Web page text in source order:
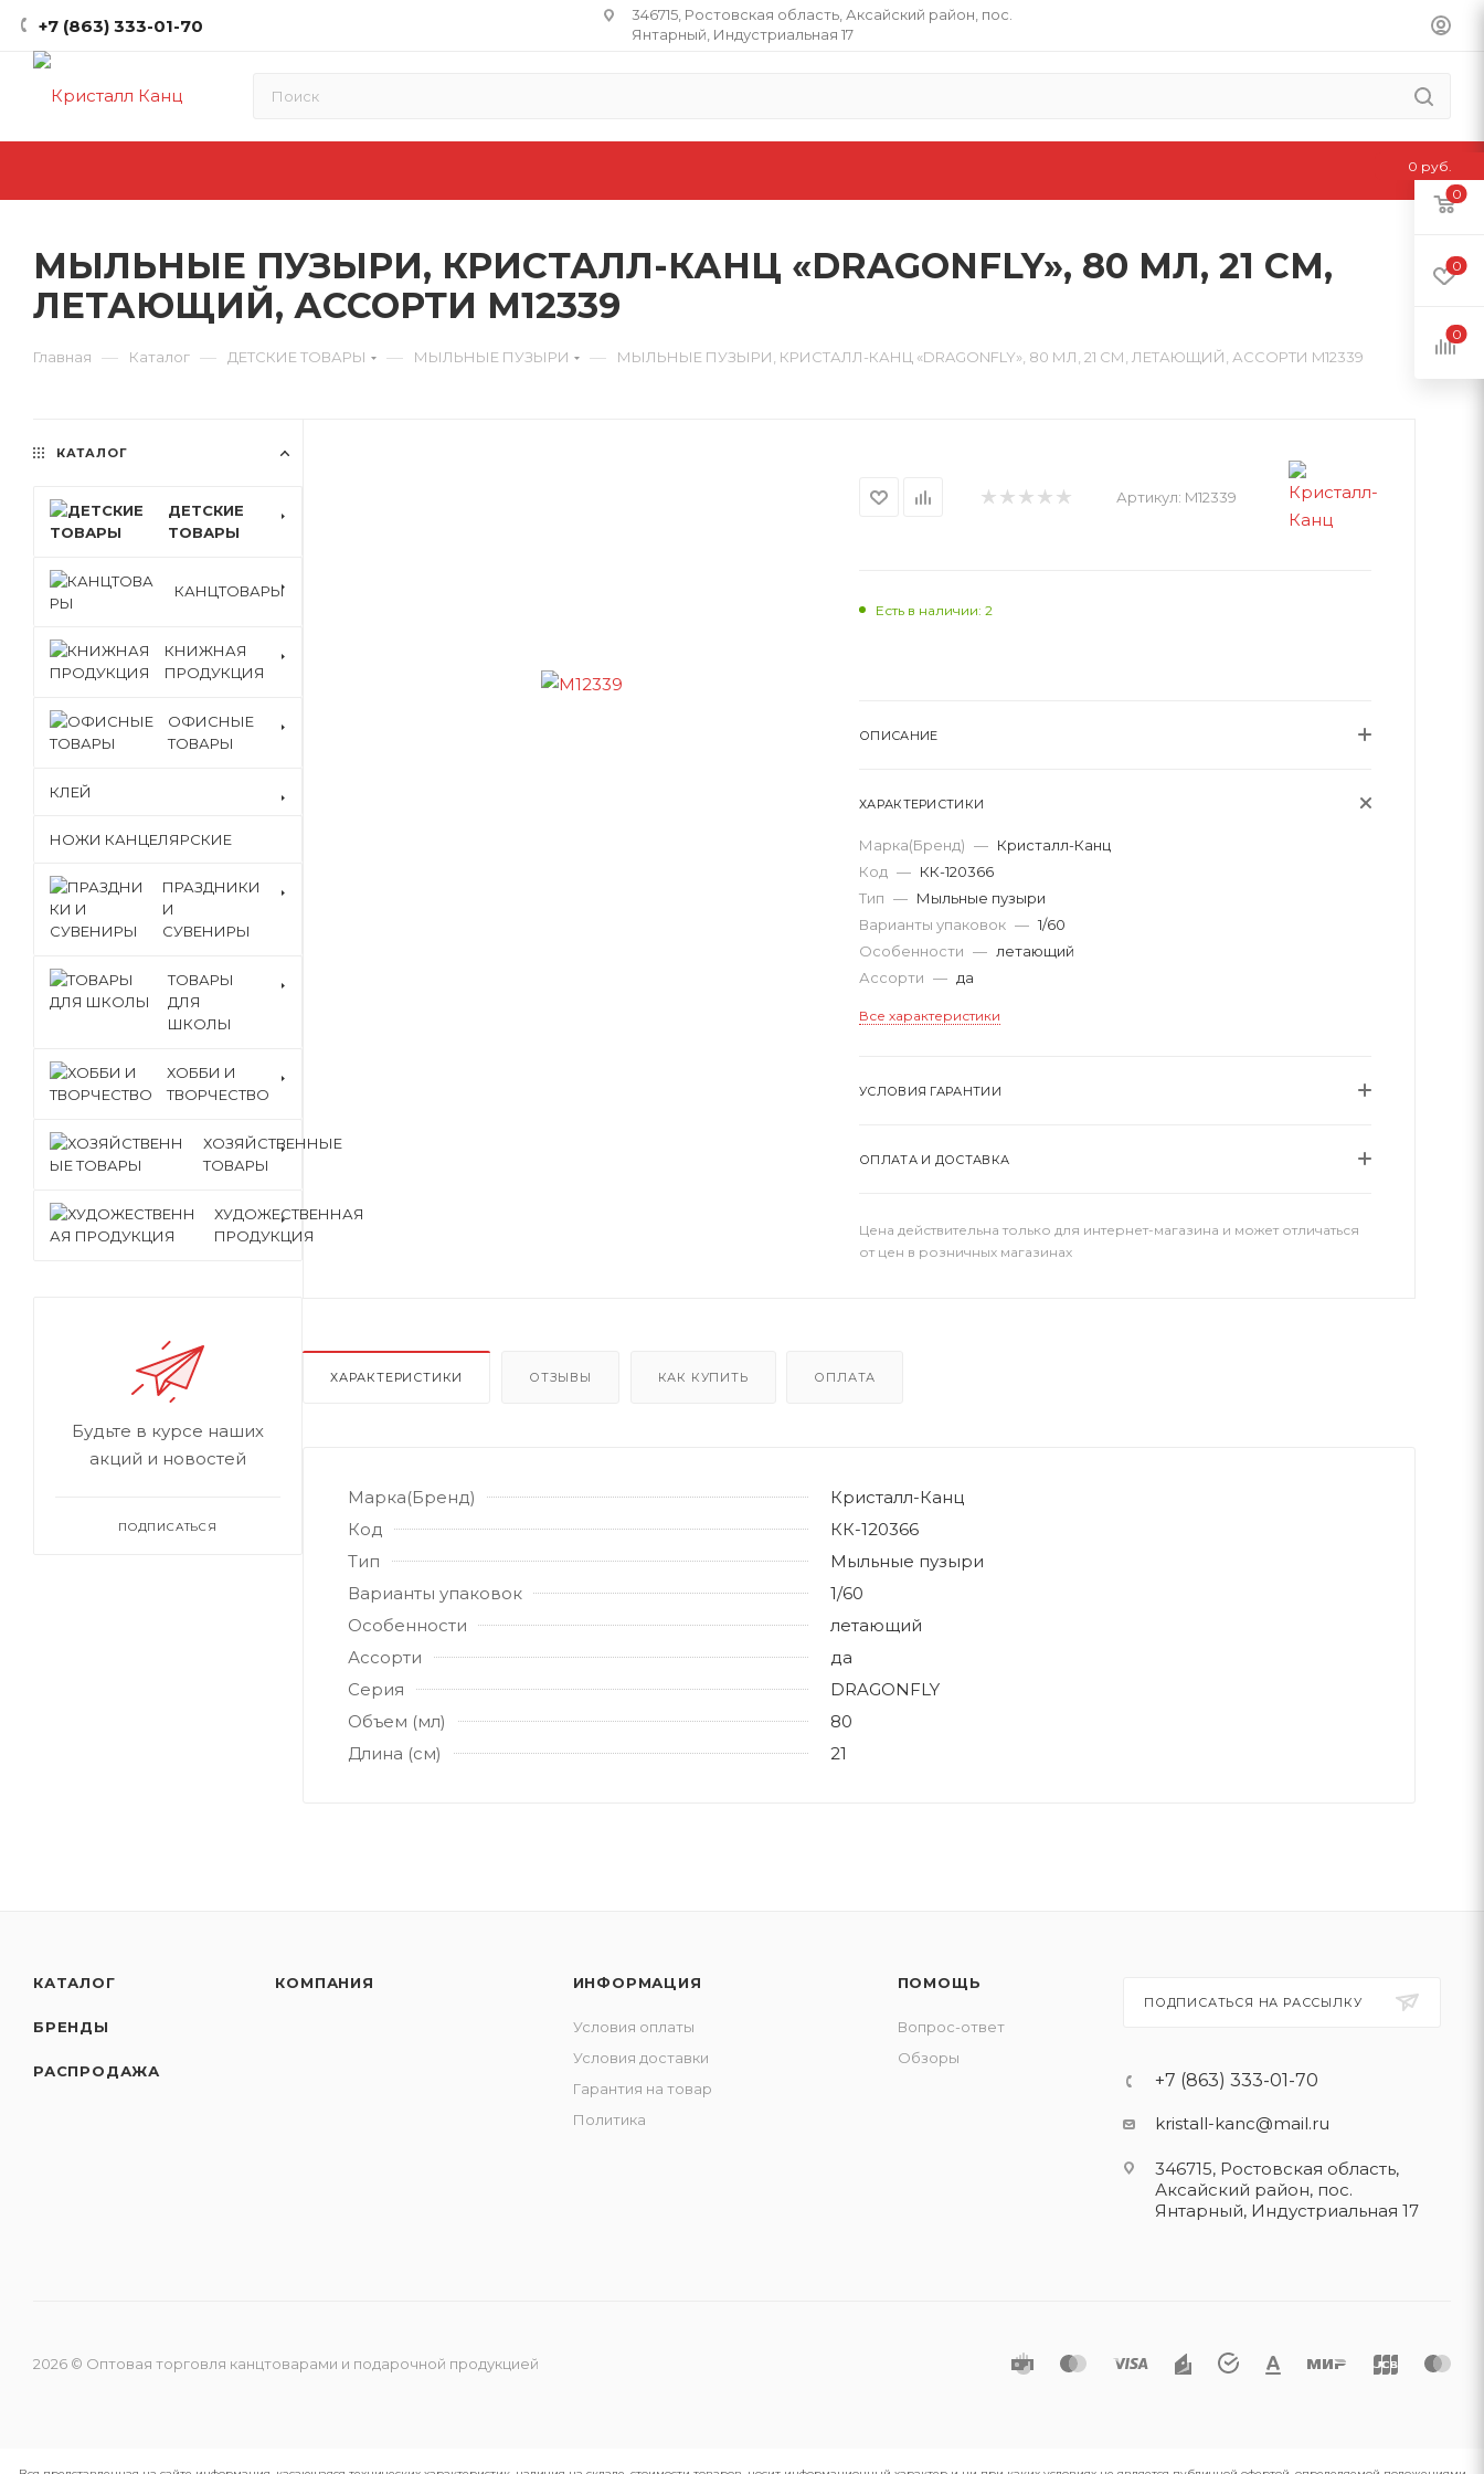
+7 (863) 333-01-70
346715, Ростовская область​, Аксайский район, пос.
Янтарный, Индустриальная 17
МЫЛЬНЫЕ ПУЗЫРИ, КРИСТАЛЛ-КАНЦ «DRAGONFLY», 80 МЛ, 21 СМ,
ЛЕТАЮЩИЙ, АССОРТИ M12339
Главная — Каталог — ДЕТСКИЕ ТОВАРЫ — МЫЛЬНЫЕ ПУЗЫРИ — МЫЛЬНЫЕ ПУЗЫРИ, КРИСТАЛЛ-КАНЦ «DRAGONFLY», 80 МЛ, 21 СМ, ЛЕТАЮЩИЙ, АССОРТИ M12339
Артикул: M12339
Есть в наличии: 2
ОПИСАНИЕ
ХАРАКТЕРИСТИКИ
Марка(Бренд) — Кристалл-Канц
Код — КК-120366
Тип — Мыльные пузыри
Варианты упаковок — 1/60
Особенности — летающий
Ассорти — да
Все характеристики
УСЛОВИЯ ГАРАНТИИ
ОПЛАТА И ДОСТАВКА
Цена действительна только для интернет-магазина и может отличаться
от цен в розничных магазинах
ХАРАКТЕРИСТИКИ ОТЗЫВЫ КАК КУПИТЬ ОПЛАТА
Марка(Бренд)
Кристалл-Канц
Код
КК-120366
Тип
Мыльные пузыри
Варианты упаковок
1/60
Особенности
летающий
Ассорти
да
Серия
DRAGONFLY
Объем (мл)
80
Длина (см)
21
КАТАЛОГ
ДЕТСКИЕ
ТОВАРЫ
КАНЦТОВАРЫ
КНИЖНАЯ
ПРОДУКЦИЯ
ОФИСНЫЕ
ТОВАРЫ
КЛЕЙ
НОЖИ КАНЦЕЛЯРСКИЕ
ПРАЗДНИКИ
И
СУВЕНИРЫ
ТОВАРЫ
ДЛЯ
ШКОЛЫ
ХОББИ И
ТВОРЧЕСТВО
ХОЗЯЙСТВЕННЫЕ
ТОВАРЫ
ХУДОЖЕСТВЕННАЯ
ПРОДУКЦИЯ
Будьте в курсе наших
акций и новостей
ПОДПИСАТЬСЯ
КАТАЛОГ
БРЕНДЫ
РАСПРОДАЖА
КОМПАНИЯ ИНФОРМАЦИЯ
Условия оплаты
Условия доставки
Гарантия на товар
Политика
ПОМОЩЬ
Вопрос-ответ
Обзоры
ПОДПИСАТЬСЯ НА РАССЫЛКУ
+7 (863) 333-01-70
kristall-kanc@mail.ru
346715, Ростовская область​,
Аксайский район, пос.
Янтарный, Индустриальная 17
2026 © Оптовая торговля канцтоварами и подарочной продукцией
0
0
0
0 руб.